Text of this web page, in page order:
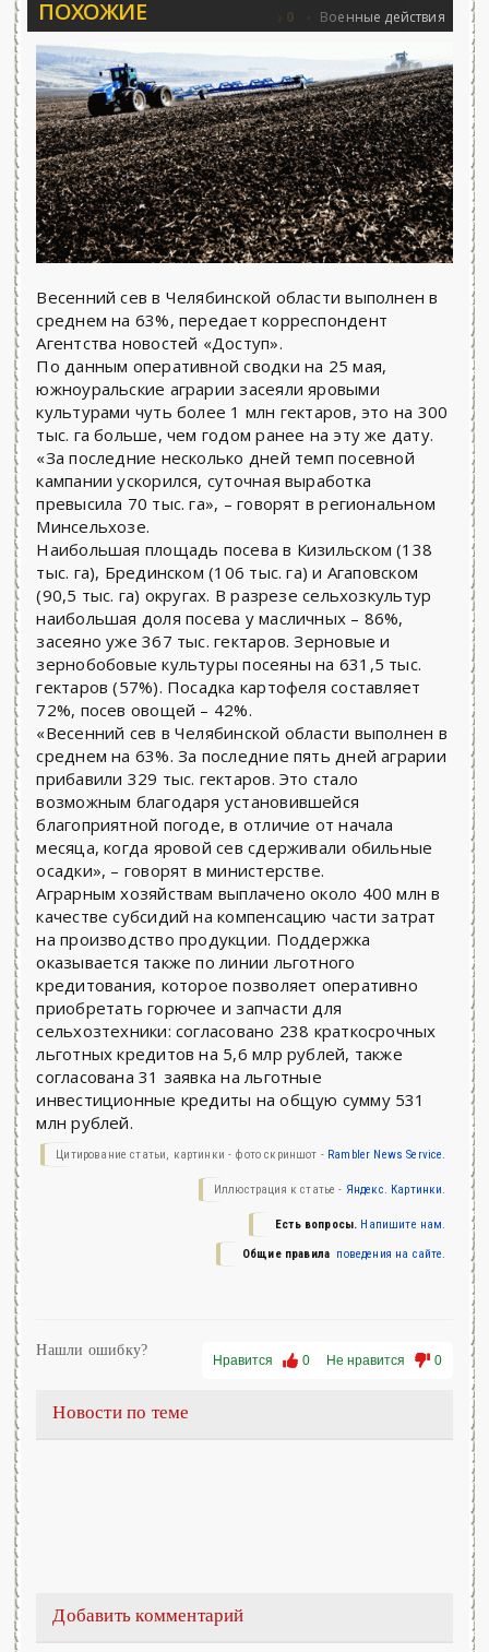
ПОХОЖИЕ
25.06.2026 - «Новости»... Военные действия Об
Весенний сев в Челябинской области выполнен в
среднем на 63%, передает корреспондент
Агентства новостей «Доступ».
По данным оперативной сводки на 25 мая,
южноуральские аграрии засеяли яровыми
культурами чуть более 1 млн гектаров, это на 300
тыс. га больше, чем годом ранее на эту же дату.
«За последние несколько дней темп посевной
кампании ускорился, суточная выработка
превысила 70 тыс. га», – говорят в региональном
Минсельхозе.
Наибольшая площадь посева в Кизильском (138
тыс. га), Брединском (106 тыс. га) и Агаповском
(90,5 тыс. га) округах. В разрезе сельхозкультур
наибольшая доля посева у масличных – 86%,
засеяно уже 367 тыс. гектаров. Зерновые и
зернобобовые культуры посеяны на 631,5 тыс.
гектаров (57%). Посадка картофеля составляет
72%, посев овощей – 42%.
«Весенний сев в Челябинской области выполнен в
среднем на 63%. За последние пять дней аграрии
прибавили 329 тыс. гектаров. Это стало
возможным благодаря установившейся
благоприятной погоде, в отличие от начала
месяца, когда яровой сев сдерживали обильные
осадки», – говорят в министерстве.
Аграрным хозяйствам выплачено около 400 млн в
качестве субсидий на компенсацию части затрат
на производство продукции. Поддержка
оказывается также по линии льготного
кредитования, которое позволяет оперативно
приобретать горючее и запчасти для
сельхозтехники: согласовано 238 краткосрочных
льготных кредитов на 5,6 млр рублей, также
согласована 31 заявка на льготные
инвестиционные кредиты на общую сумму 531
млн рублей.
Цитирование статьи, картинки - фото скриншот - Rambler News Service.
Иллюстрация к статье - Яндекс. Картинки.
Есть вопросы. Напишите нам.
Общие правила поведения на сайте.
Нравится 0 Не нравится 0
Нашли ошибку?
Новости по теме
Добавить комментарий